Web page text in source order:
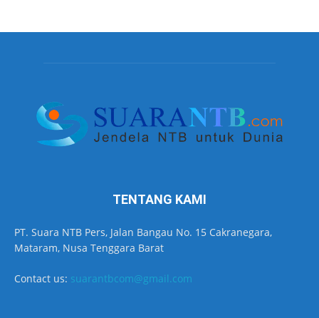
TENTANG KAMI
PT. Suara NTB Pers, Jalan Bangau No. 15 Cakranegara,
Mataram, Nusa Tenggara Barat
Contact us: suarantbcom@gmail.com